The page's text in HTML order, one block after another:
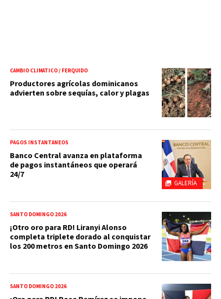
CAMBIO CLIMÁTICO / FERQUIDO
Productores agrícolas dominicanos
advierten sobre sequías, calor y plagas
GALERÍA
PAGOS INSTANTÁNEOS
Banco Central avanza en plataforma
de pagos instantáneos que operará
24/7
SANTO DOMINGO 2026
¡Otro oro para RD! Liranyi Alonso
completa triplete dorado al conquistar
los 200 metros en Santo Domingo 2026
SANTO DOMINGO 2026